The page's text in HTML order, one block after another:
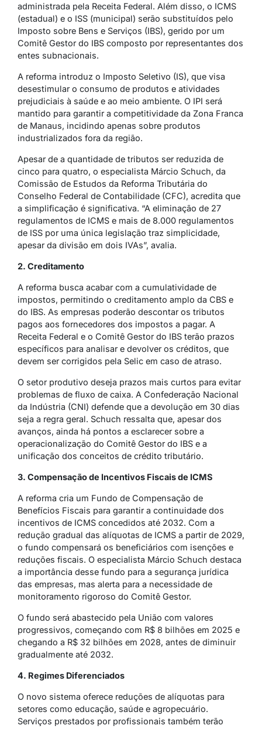
administrada pela Receita Federal. Além disso, o ICMS
(estadual) e o ISS (municipal) serão substituídos pelo
Imposto sobre Bens e Serviços (IBS), gerido por um
Comitê Gestor do IBS composto por representantes dos
entes subnacionais.
A reforma introduz o Imposto Seletivo (IS), que visa
desestimular o consumo de produtos e atividades
prejudiciais à saúde e ao meio ambiente. O IPI será
mantido para garantir a competitividade da Zona Franca
de Manaus, incidindo apenas sobre produtos
industrializados fora da região.
Apesar de a quantidade de tributos ser reduzida de
cinco para quatro, o especialista Márcio Schuch, da
Comissão de Estudos da Reforma Tributária do
Conselho Federal de Contabilidade (CFC), acredita que
a simplificação é significativa. “A eliminação de 27
regulamentos de ICMS e mais de 8.000 regulamentos
de ISS por uma única legislação traz simplicidade,
apesar da divisão em dois IVAs”, avalia.
2. Creditamento
A reforma busca acabar com a cumulatividade de
impostos, permitindo o creditamento amplo da CBS e
do IBS. As empresas poderão descontar os tributos
pagos aos fornecedores dos impostos a pagar. A
Receita Federal e o Comitê Gestor do IBS terão prazos
específicos para analisar e devolver os créditos, que
devem ser corrigidos pela Selic em caso de atraso.
O setor produtivo deseja prazos mais curtos para evitar
problemas de fluxo de caixa. A Confederação Nacional
da Indústria (CNI) defende que a devolução em 30 dias
seja a regra geral. Schuch ressalta que, apesar dos
avanços, ainda há pontos a esclarecer sobre a
operacionalização do Comitê Gestor do IBS e a
unificação dos conceitos de crédito tributário.
3. Compensação de Incentivos Fiscais de ICMS
A reforma cria um Fundo de Compensação de
Benefícios Fiscais para garantir a continuidade dos
incentivos de ICMS concedidos até 2032. Com a
redução gradual das alíquotas de ICMS a partir de 2029,
o fundo compensará os beneficiários com isenções e
reduções fiscais. O especialista Márcio Schuch destaca
a importância desse fundo para a segurança jurídica
das empresas, mas alerta para a necessidade de
monitoramento rigoroso do Comitê Gestor.
O fundo será abastecido pela União com valores
progressivos, começando com R$ 8 bilhões em 2025 e
chegando a R$ 32 bilhões em 2028, antes de diminuir
gradualmente até 2032.
4. Regimes Diferenciados
O novo sistema oferece reduções de alíquotas para
setores como educação, saúde e agropecuário.
Serviços prestados por profissionais também terão